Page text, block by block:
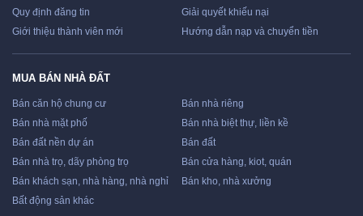
Quy định đăng tin
Giải quyết khiếu nại
Giới thiệu thành viên mới
Hướng dẫn nạp và chuyển tiền
MUA BÁN NHÀ ĐẤT
Bán căn hộ chung cư
Bán nhà riêng
Bán nhà mặt phố
Bán nhà biệt thự, liền kề
Bán đất nền dự án
Bán đất
Bán nhà trọ, dãy phòng trọ
Bán cửa hàng, kiot, quán
Bán khách sạn, nhà hàng, nhà nghỉ
Bán kho, nhà xưởng
Bất động sản khác